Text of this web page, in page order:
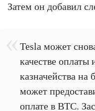
Затем он добавил
Tesla может
качестве оплаты
казначейства на
может
оплате в BTC.